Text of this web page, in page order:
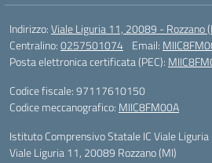
Indirizzo:Viale Liguria 11, 20089 - Rozzano
Centralino:0257501074 Email:
Posta elettronica certificata (PEC):
Codice fiscale: 97117610150
Codice meccanografico: MIIC8FM00A
Istituto Comprensivo Statale IC Viale Liguria
Viale Liguria 11, 20089 Rozzano (MI)